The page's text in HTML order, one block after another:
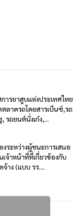
ารยาสูบแห่งประเทศไทย
ลาดรถโดยสารเบ็นซ์,รถ
รถยนต์นั่งเก๋ง,...
งระหว่างผู้ชนะการเสนอ
เจ้าหน้าที่ที่เกี่ยวข้องกับ
าง (แบบ รร....